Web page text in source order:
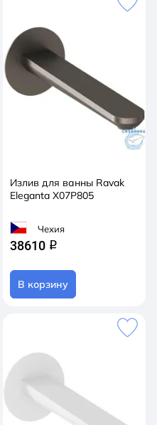
Излив для ванны Ravak
Eleganta X07P805
Чехия
38610 q
В корзину